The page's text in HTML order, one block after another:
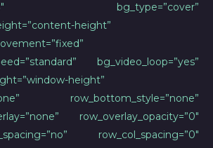
bg_type=”cover”
height”
bg_video_loop=”yes”
height”
row_bottom_style=”none”
row_overlay_opacity=”0″
row_col_spacing=”0″